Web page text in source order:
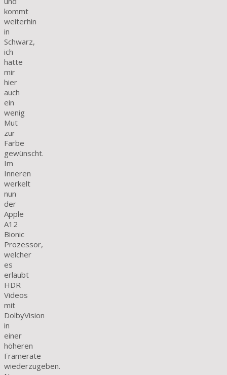
kommt
weiterhin
in
Schwarz,
ich
hätte
mir
hier
auch
ein
wenig
Mut
zur
Farbe
gewünscht.
Im
Inneren
werkelt
nun
der
Apple
A12
Bionic
Prozessor,
welcher
es
erlaubt
HDR
Videos
mit
DolbyVision
in
einer
höheren
Framerate
wiederzugeben.